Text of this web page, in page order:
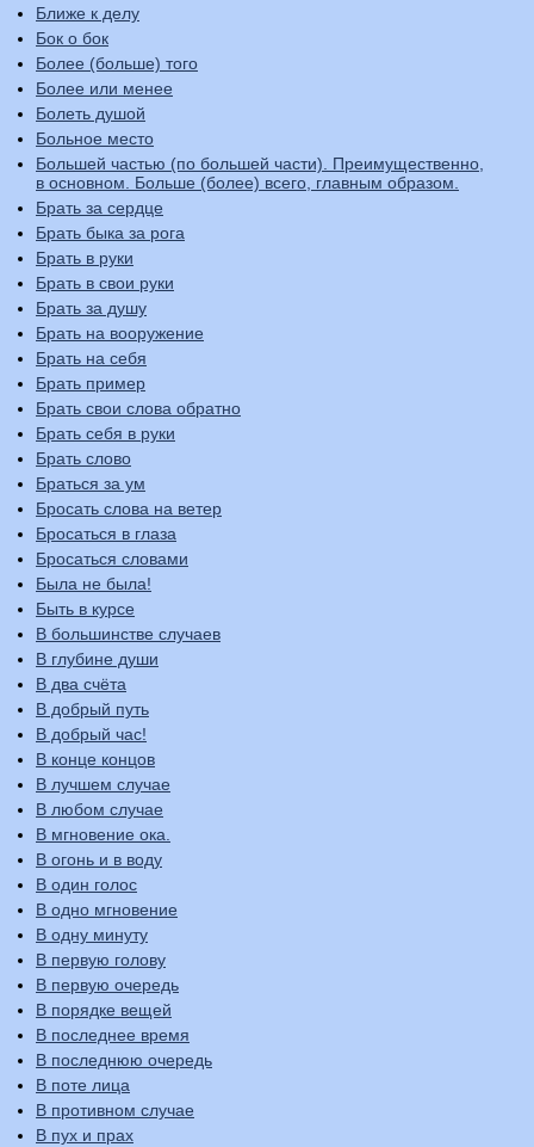
Ближе к делу
Бок о бок
Более (больше) того
Более или менее
Болеть душой
Больное место
Большей частью (по большей части). Преимущественно,
в основном. Больше (более) всего, главным образом.
Брать за сердце
Брать быка за рога
Брать в руки
Брать в свои руки
Брать за душу
Брать на вооружение
Брать на себя
Брать пример
Брать свои слова обратно
Брать себя в руки
Брать слово
Браться за ум
Бросать слова на ветер
Бросаться в глаза
Бросаться словами
Была не была!
Быть в курсе
В большинстве случаев
В глубине души
В два счёта
В добрый путь
В добрый час!
В конце концов
В лучшем случае
В любом случае
В мгновение ока.
В огонь и в воду
В один голос
В одно мгновение
В одну минуту
В первую голову
В первую очередь
В порядке вещей
В последнее время
В последнюю очередь
В поте лица
В противном случае
В пух и прах